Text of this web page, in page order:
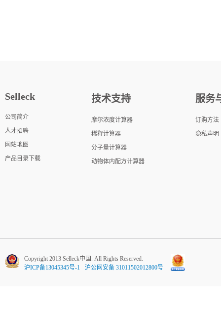
Selleck
公司简介
人才招聘
网站地图
产品目录下载
技术支持
摩尔浓度计算器
稀释计算器
分子量计算器
动物体内配方计算器
服务
订购方法
隐私声明
Copyright 2013 Selleck中国. All Rights Reserved.
沪ICP备13045345号-1
沪公网安备 31011502012800号